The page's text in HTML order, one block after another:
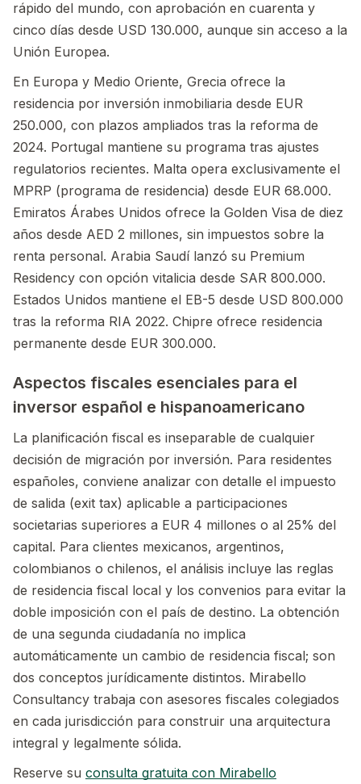
rápido del mundo, con aprobación en cuarenta y
cinco días desde USD 130.000, aunque sin acceso a la
Unión Europea.
En Europa y Medio Oriente, Grecia ofrece la
residencia por inversión inmobiliaria desde EUR
250.000, con plazos ampliados tras la reforma de
2024. Portugal mantiene su programa tras ajustes
regulatorios recientes. Malta opera exclusivamente el
MPRP (programa de residencia) desde EUR 68.000.
Emiratos Árabes Unidos ofrece la Golden Visa de diez
años desde AED 2 millones, sin impuestos sobre la
renta personal. Arabia Saudí lanzó su Premium
Residency con opción vitalicia desde SAR 800.000.
Estados Unidos mantiene el EB-5 desde USD 800.000
tras la reforma RIA 2022. Chipre ofrece residencia
permanente desde EUR 300.000.
Aspectos fiscales esenciales para el
inversor español e hispanoamericano
La planificación fiscal es inseparable de cualquier
decisión de migración por inversión. Para residentes
españoles, conviene analizar con detalle el impuesto
de salida (exit tax) aplicable a participaciones
societarias superiores a EUR 4 millones o al 25% del
capital. Para clientes mexicanos, argentinos,
colombianos o chilenos, el análisis incluye las reglas
de residencia fiscal local y los convenios para evitar la
doble imposición con el país de destino. La obtención
de una segunda ciudadanía no implica
automáticamente un cambio de residencia fiscal; son
dos conceptos jurídicamente distintos. Mirabello
Consultancy trabaja con asesores fiscales colegiados
en cada jurisdicción para construir una arquitectura
integral y legalmente sólida.
Reserve su consulta gratuita con Mirabello